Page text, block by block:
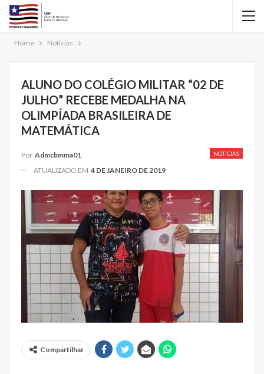
Home Noticias
ALUNO DO COLÉGIO MILITAR “02 DE
JULHO” RECEBE MEDALHA NA
OLIMPÍADA BRASILEIRA DE
MATEMÁTICA
NOTICIAS
Por Admcbmma01
ATUALIZADO EM 4 DE JANEIRO DE 2019
Compartilhar